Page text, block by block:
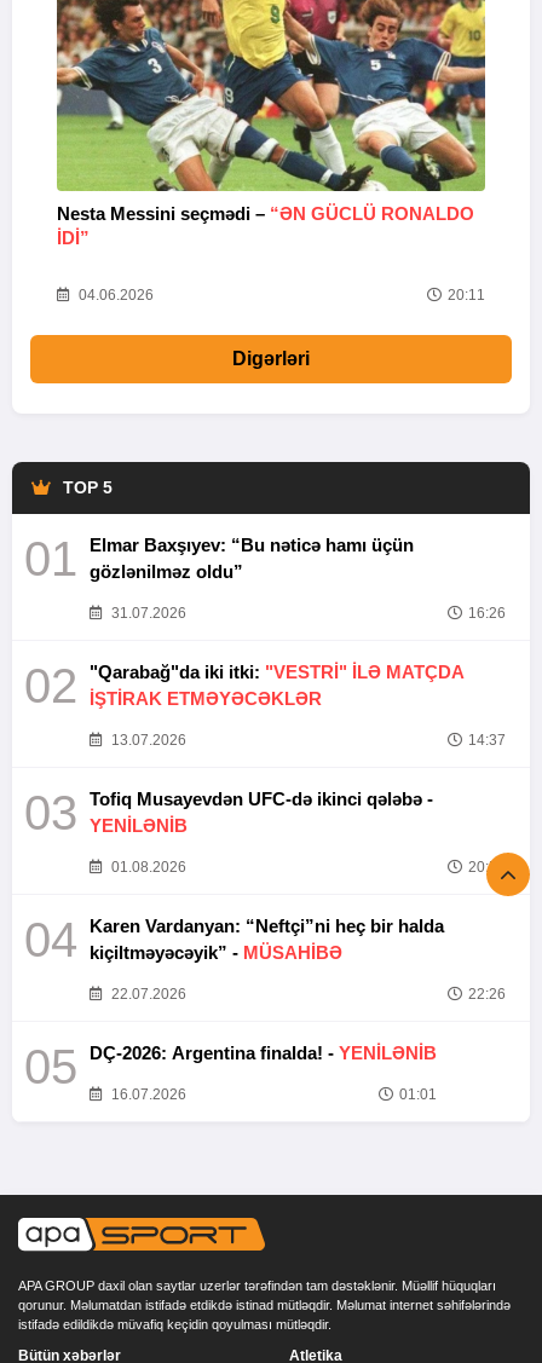
Nesta Messini seçmədi – “ƏN GÜCLÜ RONALDO
IDI”
04.06.2026 20:11
Digərləri
TOP 5
01
Elmar Baxşıyev: “Bu nəticə hamı üçün
gözlənilməz oldu”
31.07.2026 16:26
02 "Qarabağ"da iki itki: "VESTRİ" İLƏ MATÇDA
İŞTİRAK ETMƏYƏCƏKLƏR
13.07.2026 14:37
03
Tofiq Musayevdən UFC-də ikinci qələbə -
YENİLƏNİB
01.08.2026 20:52
04
Karen Vardanyan: “Neftçi”ni heç bir halda
kiçiltməyəcəyik” - MÜSAHİBƏ
22.07.2026 22:26
05 DÇ-2026: Argentina finalda! - YENİLƏNİB
16.07.2026 01:01
APA GROUP daxil olan saytlar uzerlər tərəfindən tam dəstəklənir. Müəllif hüquqları
qorunur. Məlumatdan istifadə etdikdə istinad mütləqdir. Məlumat internet səhifələrində
istifadə edildikdə müvafiq keçidin qoyulması mütləqdir.
Bütün xəbərlər Atletika